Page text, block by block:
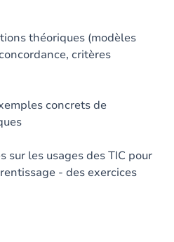
théoriques (modèles
critères
concrets de
sur les usages des TIC pour
- des exercices